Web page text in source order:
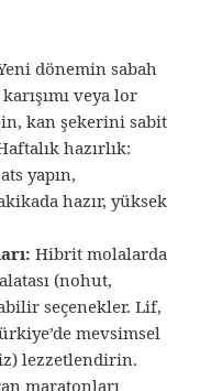
dönemin sabah
veya lor
kan şekerini sabit
hazırlık:
yapın,
hazır, yüksek
Hibrit molalarda
(nohut,
seçenekler. Lif,
mevsimsel
lezzetlendirin.
maratonları